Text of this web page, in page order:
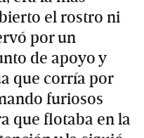
el rostro ni
por un
de apoyo y
que corría por
furiosos
que flotaba en la